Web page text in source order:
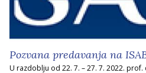
Pozvana predavanja na
U razdoblju od 22. 7. – 27. 7. 2022.